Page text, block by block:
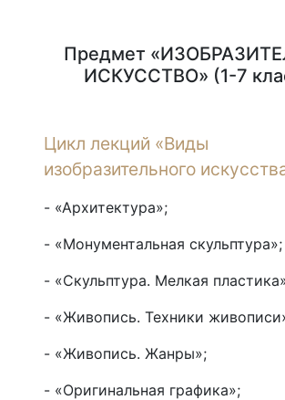
Предмет
ИСКУССТВО» (1-7
Цикл лекций «Виды
изобразительного
- «Архитектура»;
- «Монументальная скульптура»;
- «Скульптура. Мелкая
- «Живопись. Техники
- «Живопись. Жанры»;
- «Оригинальная графика»;